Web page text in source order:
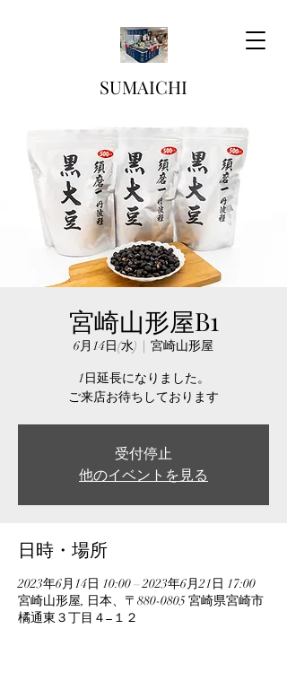
SUMAICHI
宮崎山形屋B1
6月14日(水)
  |
宮崎山形屋
1日延長になりました。
ご来店お待ちしております
受付停止
他のイベントを見る
日時・場所
2023年6月14日 10:00 – 2023年6月21日 17:00
宮崎山形屋, 日本、〒880-0805 宮崎県宮崎市
橘通東３丁目４−１２